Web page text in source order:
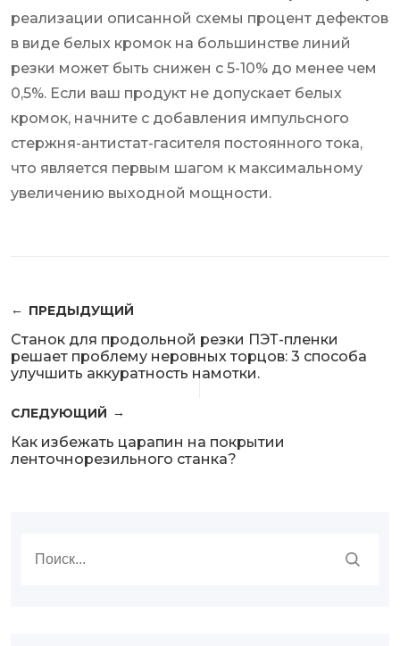
реализации описанной схемы процент дефектов
в виде белых кромок на большинстве линий
резки может быть снижен с 5-10% до менее чем
0,5%. Если ваш продукт не допускает белых
кромок, начните с добавления импульсного
стержня-антистат-гасителя постоянного тока,
что является первым шагом к максимальному
увеличению выходной мощности.
ПРЕДЫДУЩИЙ
Станок для продольной резки ПЭТ-пленки
решает проблему неровных торцов: 3 способа
улучшить аккуратность намотки.
СЛЕДУЮЩИЙ
Как избежать царапин на покрытии
ленточнорезильного станка?